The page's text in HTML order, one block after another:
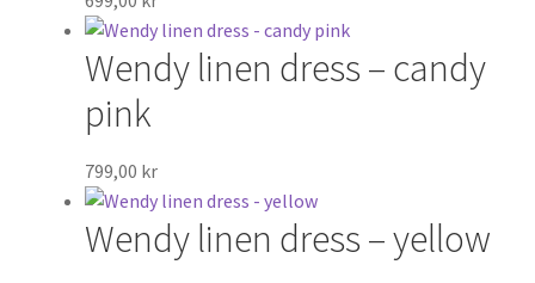
Wendy linen dress – candy
pink
799,00 kr
Wendy linen dress – yellow